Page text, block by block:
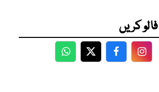
کریں
WhatsApp
TwitterFacebook